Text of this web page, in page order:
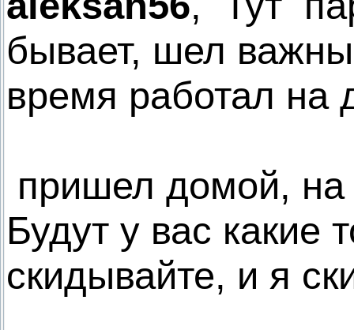
бывает, шел
время работал на
пришел домой, на
Будут у вас какие
скидывайте, и я